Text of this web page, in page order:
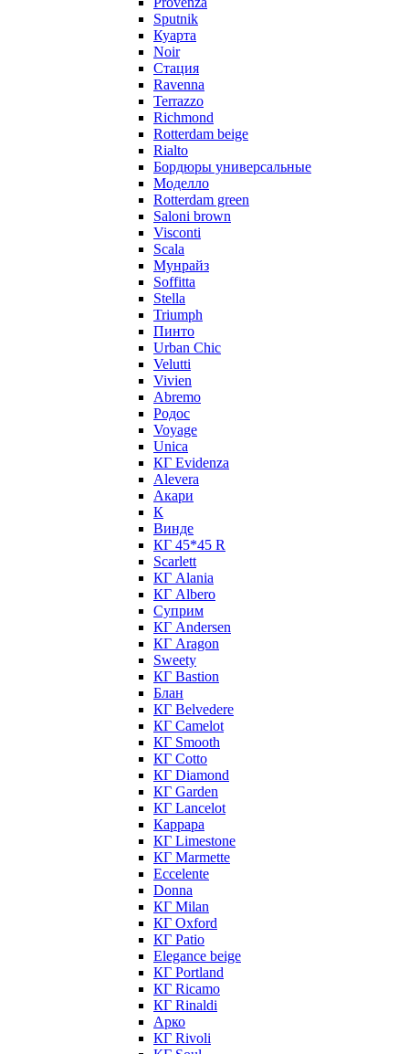
Sputnik
Куарта
Noir
Стация
Ravenna
Terrazzo
Richmond
Rotterdam beige
Rialto
Бордюры универсальные
Моделло
Rotterdam green
Saloni brown
Visconti
Scala
Мунрайз
Soffitta
Stella
Triumph
Пинто
Urban Chic
Velutti
Vivien
Abremo
Родос
Voyage
Unica
КГ Evidenza
Alevera
Акари
К
Винде
КГ 45*45 R
Scarlett
КГ Alania
КГ Albero
Суприм
КГ Andersen
КГ Aragon
Sweety
КГ Bastion
Блан
КГ Belvedere
КГ Camelot
КГ Smooth
КГ Cotto
КГ Diamond
КГ Garden
КГ Lancelot
Каррара
КГ Limestone
КГ Marmette
Eccelente
Donna
КГ Milan
КГ Oxford
КГ Patio
Elegance beige
КГ Portland
КГ Ricamo
КГ Rinaldi
Арко
КГ Rivoli